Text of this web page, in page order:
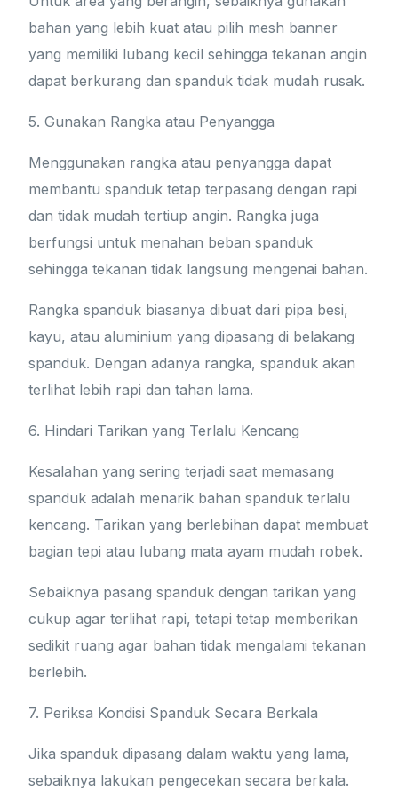
bahan yang lebih kuat atau pilih mesh banner
yang memiliki lubang kecil sehingga tekanan angin
dapat berkurang dan spanduk tidak mudah rusak.
5. Gunakan Rangka atau Penyangga
Menggunakan rangka atau penyangga dapat
membantu spanduk tetap terpasang dengan rapi
dan tidak mudah tertiup angin. Rangka juga
berfungsi untuk menahan beban spanduk
sehingga tekanan tidak langsung mengenai bahan.
Rangka spanduk biasanya dibuat dari pipa besi,
kayu, atau aluminium yang dipasang di belakang
spanduk. Dengan adanya rangka, spanduk akan
terlihat lebih rapi dan tahan lama.
6. Hindari Tarikan yang Terlalu Kencang
Kesalahan yang sering terjadi saat memasang
spanduk adalah menarik bahan spanduk terlalu
kencang. Tarikan yang berlebihan dapat membuat
bagian tepi atau lubang mata ayam mudah robek.
Sebaiknya pasang spanduk dengan tarikan yang
cukup agar terlihat rapi, tetapi tetap memberikan
sedikit ruang agar bahan tidak mengalami tekanan
berlebih.
7. Periksa Kondisi Spanduk Secara Berkala
Jika spanduk dipasang dalam waktu yang lama,
sebaiknya lakukan pengecekan secara berkala.